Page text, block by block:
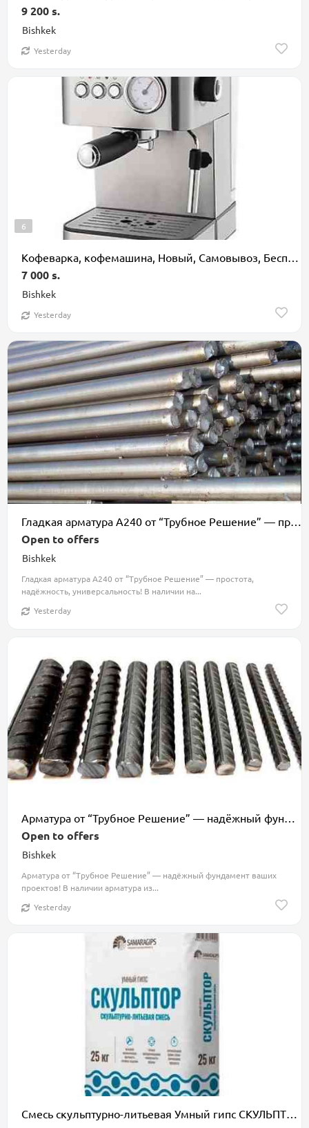
Bishkek
9 200 s.
Yesterday
6
Bishkek
7 000 s.
Yesterday
Гладкая арматура А240 от “Трубное Решение” — простота, надёжность
Bishkek
Open to offers
Гладкая арматура А240 от “Трубное Решение” — простота,
надёжность, универсальность! В наличии на...
Yesterday
Bishkek
Open to offers
Арматура от “Трубное Решение” — надёжный фундамент ваших
проектов! В наличии арматура из...
Yesterday
Смесь скульптурно-литьевая Умный гипс СКУЛЬПТОР 25 кг